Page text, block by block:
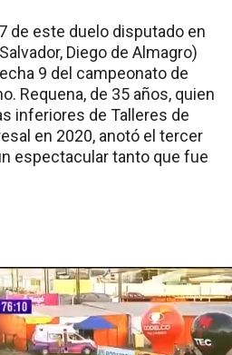
de este duelo disputado en
Diego de Almagro)
9 del campeonato de
Requena, de 35 años, quien
inferiores de Talleres de
en 2020, anotó el tercer
espectacular tanto que fue